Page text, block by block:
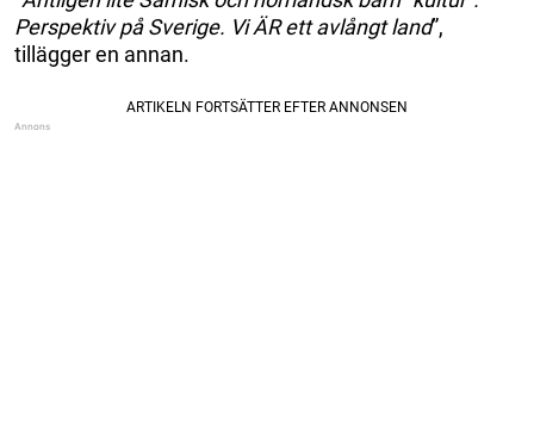
Perspektiv på Sverige. Vi ÄR ett avlångt land”,
tillägger en annan.